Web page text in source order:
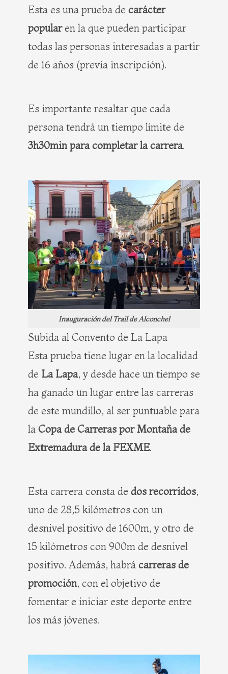
Esta es una prueba de carácter
popularen la que pueden participar
todas las personas interesadas a partir
de 16 años (previa inscripción).
Es importante resaltar que cada
persona tendrá un tiempo límite de
3h30min para completar la carrera.
Inauguración del Trail de Alconchel
Subida al Convento de La Lapa
Esta prueba tiene lugar en la localidad
de La Lapa, y desde hace un tiempo se
ha ganado un lugar entre las carreras
de este mundillo, al ser puntuable para
la Copa de Carreras por Montaña de
Extremadura de la FEXME.
Esta carrera consta de dos recorridos,
uno de 28,5 kilómetros con un
desnivel positivo de 1600m, y otro de
15 kilómetros con 900m de desnivel
positivo. Además, habrá carreras de
promoción, con el objetivo de
fomentar e iniciar este deporte entre
los más jóvenes.